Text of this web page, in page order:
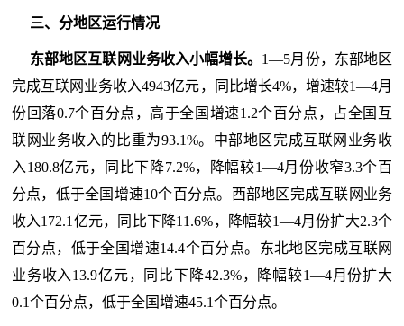
三、分地区运行情况
东部地区互联网业务收入小幅增长。 1—5月份，东部地区
完成互联网业务收入4943亿元，同比增长4%，增速较1—4月
份回落0.7个百分点，高于全国增速1.2个百分点，占全国互
联网业务收入的比重为93.1%。中部地区完成互联网业务收
入180.8亿元，同比下降7.2%，降幅较1—4月份收窄3.3个百
分点，低于全国增速10个百分点。西部地区完成互联网业务
收入172.1亿元，同比下降11.6%，降幅较1—4月份扩大2.3个
百分点，低于全国增速14.4个百分点。东北地区完成互联网
业务收入13.9亿元，同比下降42.3%，降幅较1—4月份扩大
0.1个百分点，低于全国增速45.1个百分点。